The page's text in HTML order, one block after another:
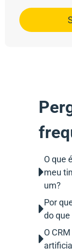
O que
meu
um?
Por
do
O